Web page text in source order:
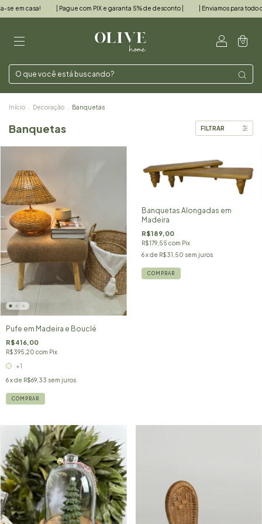
| Pague com PIX e garanta 5% de desconto | | Enviamos para todo o Brasil |
0
Início Decoração Banquetas
Banquetas FILTRAR
Pufe em Madeira e Bouclé
R$416,00
R$395,20 com Pix
+1
6x de R$69,33 sem juros
COMPRAR
Banquetas Alongadas em
Madeira
R$189,00
R$179,55 com Pix
6 x de R$31,50 sem juros
COMPRAR